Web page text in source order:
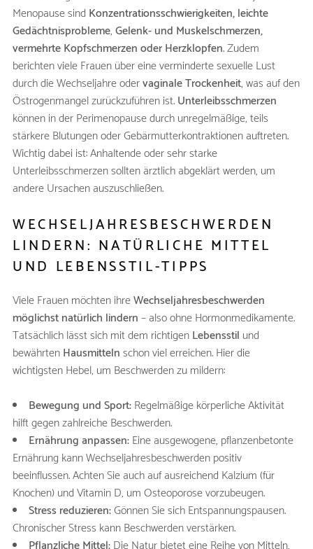
Menopause sind Konzentrationsschwierigkeiten, leichte
Gedächtnisprobleme,Gelenk- und Muskelschmerzen,
vermehrte Kopfschmerzen oderHerzklopfen. Zudem
berichten viele Frauen über eine verminderte sexuelle Lust
durch die Wechseljahre odervaginale Trockenheit, was auf den
Östrogenmangel zurückzuführen ist.Unterleibsschmerzen
können in der Perimenopause durch unregelmäßige, teils
stärkere Blutungen oder Gebärmutterkontraktionen auftreten.
Wichtig dabei ist: Anhaltende oder sehr starke
Unterleibsschmerzen sollten ärztlich abgeklärt werden, um
andere Ursachen auszuschließen.
WECHSELJAHRESBESCHWERDEN
LINDERN: NATÜRLICHE MITTEL
UND LEBENSSTIL-TIPPS
Viele Frauen möchten ihreWechseljahresbeschwerden
möglichst natürlich lindern– also ohne Hormonmedikamente.
Tatsächlich lässt sich mit dem richtigenLebensstil und
bewährtenHausmittelnschon viel erreichen. Hier die
wichtigsten Hebel, um Beschwerden zu mildern:
Bewegung und Sport:Regelmäßige körperliche Aktivität
hilft gegen zahlreiche Beschwerden.
Ernährung anpassen:Eine ausgewogene, pflanzenbetonte
Ernährung kann Wechseljahresbeschwerden positiv
beeinflussen. Achten Sie auch auf ausreichend Kalzium (für
Knochen) und Vitamin D, um Osteoporose vorzubeugen.
Stress reduzieren:Gönnen Sie sich Entspannungspausen.
Chronischer Stress kann Beschwerden verstärken.